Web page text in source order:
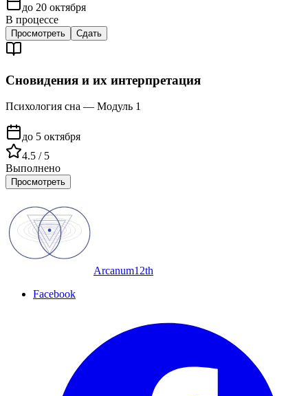
до 20 октября
В процессе
Просмотреть Сдать
Сновидения и их интерпретация
Психология сна — Модуль 1
до 5 октября
4.5 / 5
Выполнено
Просмотреть
Arcanum12th
Facebook